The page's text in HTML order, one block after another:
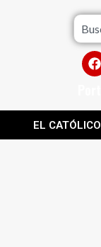
EL CATÓLICO